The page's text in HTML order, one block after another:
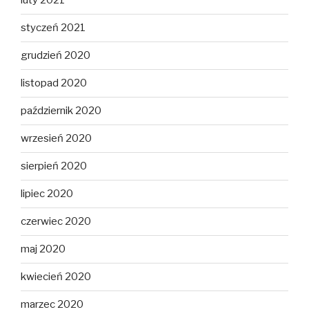
styczeń 2021
grudzień 2020
listopad 2020
październik 2020
wrzesień 2020
sierpień 2020
lipiec 2020
czerwiec 2020
maj 2020
kwiecień 2020
marzec 2020